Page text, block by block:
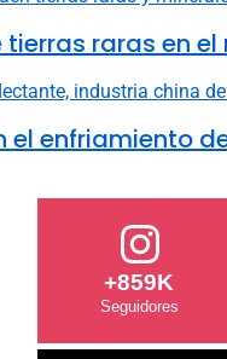
raras en
enfriamiento
+859K